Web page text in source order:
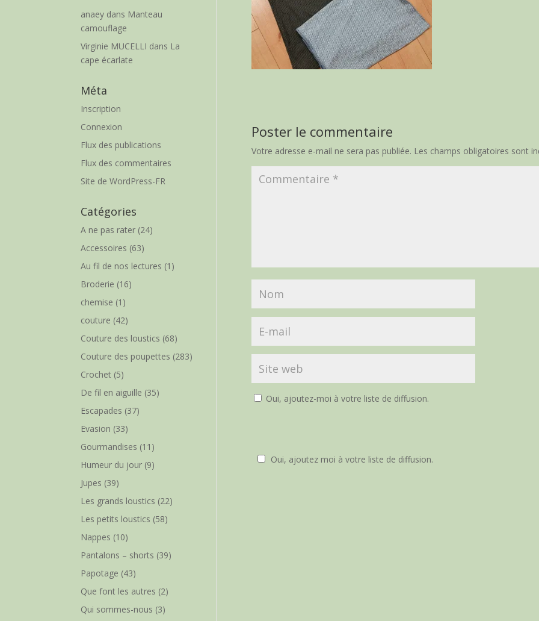
Poster le commentaire
Votre adresse e-mail ne sera pas publiée. Les champs obligatoires sont
Oui, ajoutez-moi à votre liste de diffusion.
Oui, ajoutez moi à votre liste de diffusion.
anaey dans Manteau
camouflage
Virginie MUCELLI dans La
cape écarlate
Méta
Inscription
Connexion
Flux des publications
Flux des commentaires
Site de WordPress-FR
Catégories
A ne pas rater (24)
Accessoires (63)
Au fil de nos lectures (1)
Broderie (16)
chemise (1)
couture (42)
Couture des loustics (68)
Couture des poupettes (283)
Crochet (5)
De fil en aiguille (35)
Escapades (37)
Evasion (33)
Gourmandises (11)
Humeur du jour (9)
Jupes (39)
Les grands loustics (22)
Les petits loustics (58)
Nappes (10)
Pantalons – shorts (39)
Papotage (43)
Que font les autres (2)
Qui sommes-nous (3)